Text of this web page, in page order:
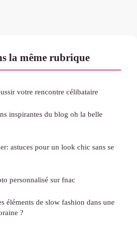
la même rubrique
votre rencontre célibataire
inspirantes du blog oh la belle
astuces pour un look chic sans se
personnalisé sur fnac
éléments de slow fashion dans une
?